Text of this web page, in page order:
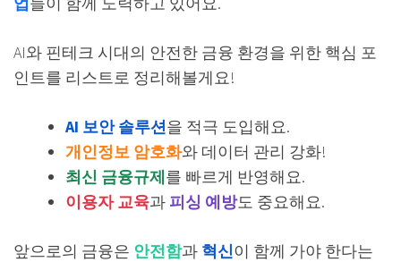
AI와 핀테크 시대의 안전한 금융 환경을 위한 핵심 포
인트를 리스트로 정리해볼게요!
AI 보안 솔루션을 적극 도입해요.
개인정보 암호화와 데이터 관리 강화!
최신 금융규제를 빠르게 반영해요.
이용자 교육과 피싱 예방도 중요해요.
앞으로의 금융은 안전함과 혁신이 함께 가야 한다는